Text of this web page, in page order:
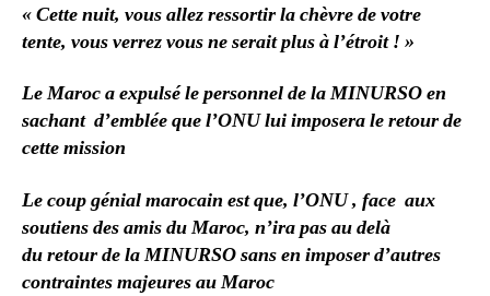
« Cette nuit, vous allez ressortir la chèvre de votre
tente, vous verrez vous ne serait plus à l’étroit ! »
Le Maroc a expulsé le personnel de la MINURSO en
sachant d’emblée que l’ONU lui imposera le retour de
cette mission
Le coup génial marocain est que, l’ONU , face aux
soutiens des amis du Maroc, n’ira pas au delà
du retour de la MINURSO sans en imposer d’autres
contraintes majeures au Maroc